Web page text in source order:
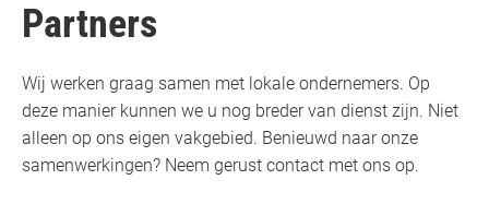
Partners
Wij werken graag samen met lokale ondernemers. Op
deze manier kunnen we u nog breder van dienst zijn. Niet
alleen op ons eigen vakgebied. Benieuwd naar onze
samenwerkingen? Neem gerust contact met ons op.